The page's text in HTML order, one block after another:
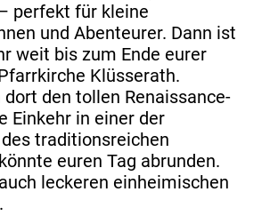
perfekt für kleine
und Abenteurer. Dann ist
weit bis zum Ende eurer
Klüsserath.
dort den tollen Renaissance-
Einkehr in einer der
traditionsreichen
euren Tag abrunden.
leckeren einheimischen